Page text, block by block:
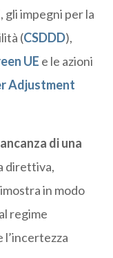
gli impegni per la
(CSDDD),
UE e le azioni
Adjustment
di una
direttiva,
in modo
regime